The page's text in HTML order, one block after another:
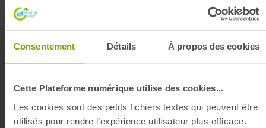
Consentement Détails À propos des cookies
Cette Plateforme numérique utilise des cookies...
Les cookies sont des petits fichiers textes qui peuvent être
utilisés pour rendre l’expérience utilisateur plus efficace.